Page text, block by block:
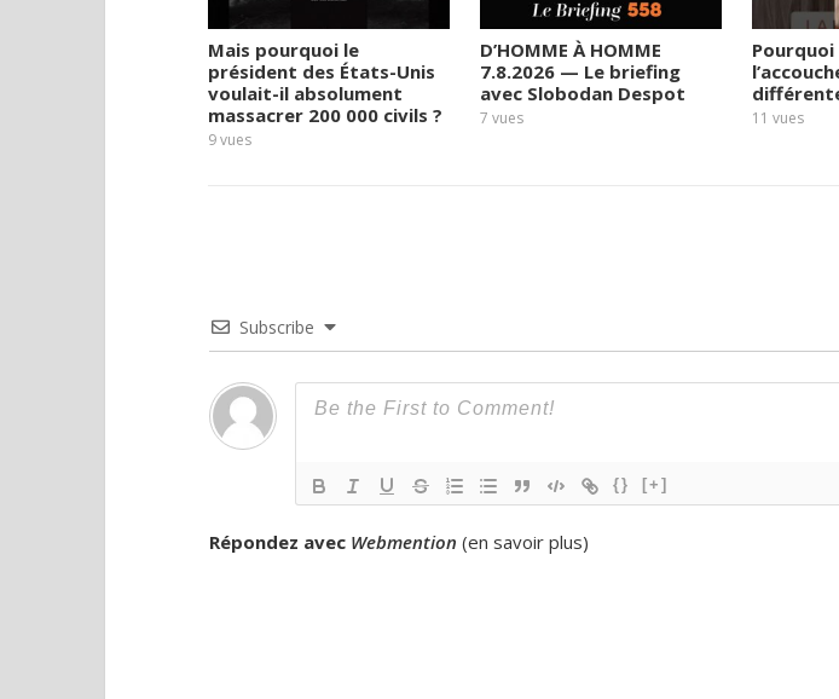
Mais pourquoi le
président des États-Unis
voulait-il absolument
massacrer 200 000 civils ?
9vues
D’HOMME À HOMME
7.8.2026 — Le briefing
avec Slobodan Despot
7 vues 11 vues
Subscribe
{} [+]
Répondez avec Webmention (en savoir plus)